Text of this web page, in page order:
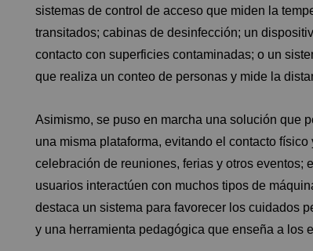
sistemas de control de acceso que miden la
transitados; cabinas de desinfección; un
contacto con superficies contaminadas; o un
que realiza un conteo de personas y mide la
Asimismo, se puso en marcha una solución que
una misma plataforma, evitando el contacto
celebración de reuniones, ferias y otros
usuarios interactúen con muchos tipos de
destaca un sistema para favorecer los cuidados
y una herramienta pedagógica que enseña a los